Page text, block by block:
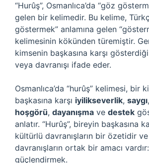
“Hurûş”, Osmanlıca’da “göz
gelen bir kelimedir. Bu kelime,
göstermek” anlamına gelen
kelimesinin kökünden türemiştir.
kimsenin başkasına karşı
veya davranışı ifade eder.
Osmanlıca’da “hurûş” kelimesi, bir
başkasına karşı iyilikseverlik, saygı,
hoşgörü, dayanışma ve destek
anlatır. “Hurûş”, bireyin başkasına
kültürlü davranışların bir özetidir
davranışların ortak bir amacı
güçlendirmek.